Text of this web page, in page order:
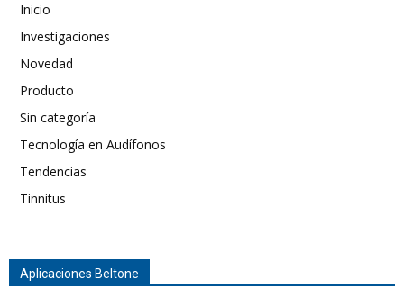
Inicio
Investigaciones
Novedad
Producto
Sin categoría
Tecnología en Audífonos
Tendencias
Tinnitus
Aplicaciones Beltone